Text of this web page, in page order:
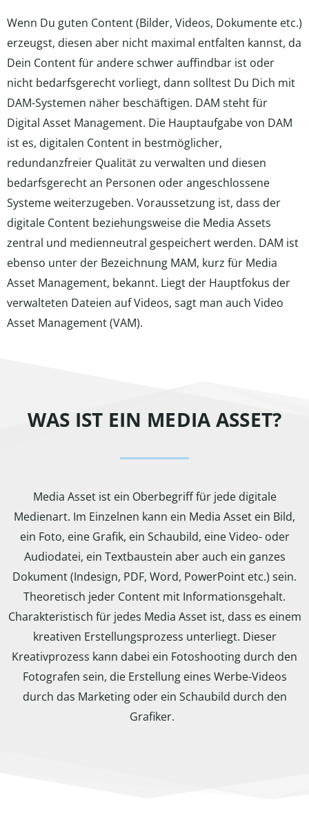
Wenn Du guten Content (Bilder, Videos, Dokumente etc.)
erzeugst, diesen aber nicht maximal entfalten kannst, da
Dein Content für andere schwer auffindbar ist oder
nicht bedarfsgerecht vorliegt, dann solltest Du Dich mit
DAM-Systemen näher beschäftigen. DAM steht für
Digital Asset Management. Die Hauptaufgabe von DAM
ist es, digitalen Content in bestmöglicher,
redundanzfreier Qualität zu verwalten und diesen
bedarfsgerecht an Personen oder angeschlossene
Systeme weiterzugeben. Voraussetzung ist, dass der
digitale Content beziehungsweise die Media Assets
zentral und medienneutral gespeichert werden. DAM ist
ebenso unter der Bezeichnung MAM, kurz für Media
Asset Management, bekannt. Liegt der Hauptfokus der
verwalteten Dateien auf Videos, sagt man auch Video
Asset Management (VAM).
WAS IST EIN MEDIA ASSET?
Media Asset ist ein Oberbegriff für jede digitale
Medienart. Im Einzelnen kann ein Media Asset ein Bild,
ein Foto, eine Grafik, ein Schaubild, eine Video- oder
Audiodatei, ein Textbaustein aber auch ein ganzes
Dokument (Indesign, PDF, Word, PowerPoint etc.) sein.
Theoretisch jeder Content mit Informationsgehalt.
Charakteristisch für jedes Media Asset ist, dass es einem
kreativen Erstellungsprozess unterliegt. Dieser
Kreativprozess kann dabei ein Fotoshooting durch den
Fotografen sein, die Erstellung eines Werbe-Videos
durch das Marketing oder ein Schaubild durch den
Grafiker.